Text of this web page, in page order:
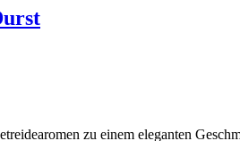
zu einem eleganten